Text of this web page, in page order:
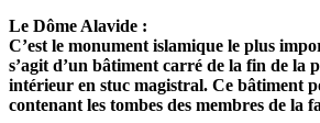
Le Dôme Alavide :
C’est le monument islamique le plus
s’agit d’un bâtiment carré de la fin de la
intérieur en stuc magistral. Ce bâtiment
contenant les tombes des membres de la